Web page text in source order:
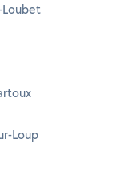
Loubet
Loup